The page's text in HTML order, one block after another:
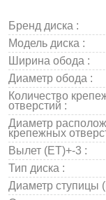
Бренд диска :
Модель диска :
Ширина обода :
Диаметр обода :
Количество
отверстий :
Диаметр
крепежных
Вылет (ET)+-3 :
Тип диска :
Диаметр ступицы